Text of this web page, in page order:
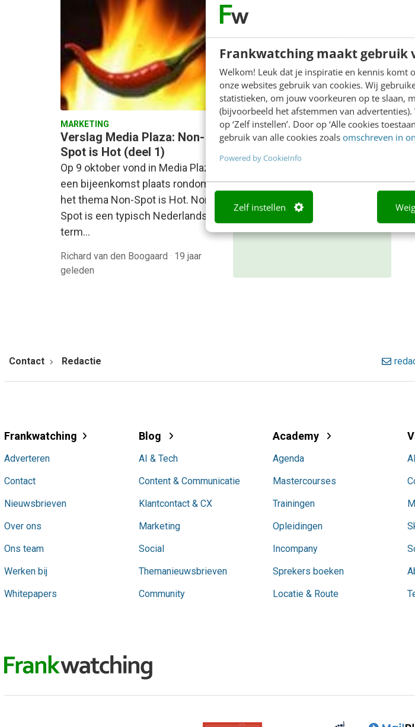
Frankwatching maakt gebruik
Welkom! Leuk dat je inspiratie en kennis komt
onze websites gebruik van cookies. Wij
statistieken, om jouw voorkeuren op te slaan,
(bijvoorbeeld het afstemmen van
op ‘Zelf instellen’. Door op ‘Alle cookies
gebruik van alle cookies zoals omschreven in
Powered by CookieInfo
Zelf instellen
MARKETING
Verslag Media Plaza: Non-
Spot is Hot (deel 1)
Op 9 oktober vond in Media Plaza
een bijeenkomst plaats rondom
het thema Non-Spot is Hot. Non-
Spot is een typisch Nederlandse
term…
Richard van den Boogaard · 19 jaar
geleden
ONLINE MASTERCLASS
De nieuwe SEO- &
GEO-spelregels
In 2,5 uur van Google-first naar
beter gevonden. Schrijf je in en
Contact Redactie
Frankwatching
Adverteren
Contact
Nieuwsbrieven
Over ons
Ons team
Werken bij
Whitepapers
Blog
AI & Tech
Content & Communicatie
Klantcontact & CX
Marketing
Social
Themanieuwsbrieven
Community
Academy
Agenda
Mastercourses
Trainingen
Opleidingen
Incompany
Sprekers boeken
Locatie & Route
AI